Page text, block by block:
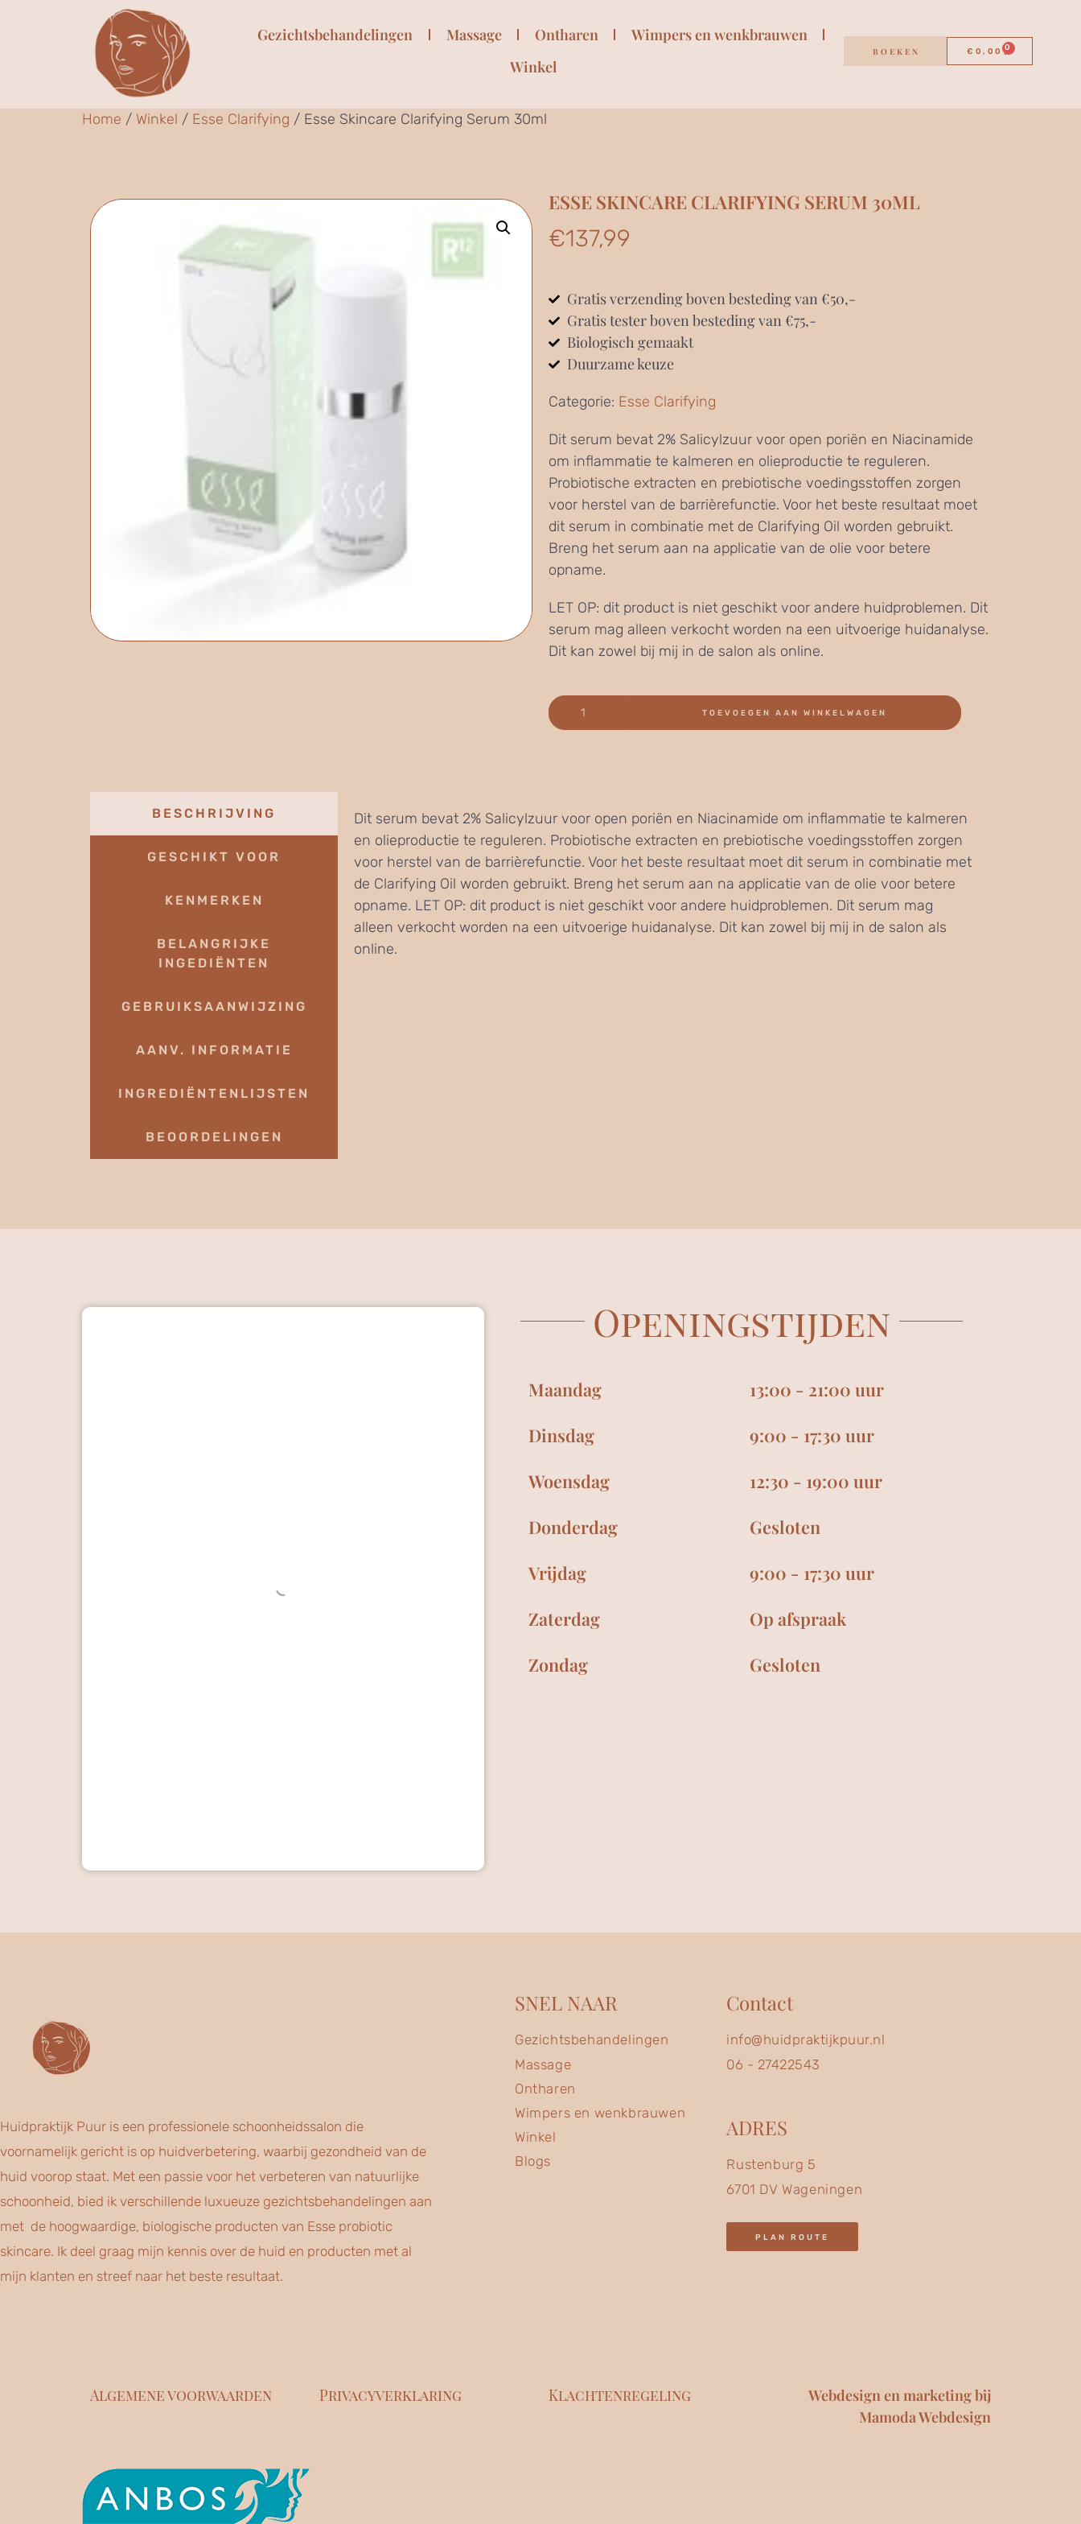
Gezichtsbehandelingen Massage Ontharen
Wimpers en wenkbrauwen
Winkel
BOEKEN €0,00 0
Home / Winkel / Esse Clarifying / Esse Skincare Clarifying Serum 30ml
ESSE SKINCARE CLARIFYING SERUM 30ML
€137,99
Gratis verzending boven besteding van €50,-
Gratis tester boven besteding van €75,-
Biologisch gemaakt
Duurzame keuze
Categorie: Esse Clarifying
Dit serum bevat 2% Salicylzuur voor open poriën en Niacinamide
om inflammatie te kalmeren en olieproductie te reguleren.
Probiotische extracten en prebiotische voedingsstoffen zorgen
voor herstel van de barrièrefunctie. Voor het beste resultaat moet
dit serum in combinatie met de Clarifying Oil worden gebruikt.
Breng het serum aan na applicatie van de olie voor betere
opname.
LET OP: dit product is niet geschikt voor andere huidproblemen. Dit
serum mag alleen verkocht worden na een uitvoerige huidanalyse.
Dit kan zowel bij mij in de salon als online.
TOEVOEGEN AAN WINKELWAGEN
BESCHRIJVING
GESCHIKT VOOR
KENMERKEN
BELANGRIJKE
INGEDIËNTEN
GEBRUIKSAANWIJZING
AANV. INFORMATIE
INGREDIËNTENLIJSTEN
BEOORDELINGEN
Dit serum bevat 2% Salicylzuur voor open poriën en Niacinamide om inflammatie te kalmeren
en olieproductie te reguleren. Probiotische extracten en prebiotische voedingsstoffen zorgen
voor herstel van de barrièrefunctie. Voor het beste resultaat moet dit serum in combinatie met
de Clarifying Oil worden gebruikt. Breng het serum aan na applicatie van de olie voor betere
opname. LET OP: dit product is niet geschikt voor andere huidproblemen. Dit serum mag
alleen verkocht worden na een uitvoerige huidanalyse. Dit kan zowel bij mij in de salon als
online.
Openingstijden
Maandag
Dinsdag
Woensdag
Donderdag
Vrijdag
Zaterdag
Zondag
13:00 - 21:00 uur
9:00 - 17:30 uur
12:30 - 19:00 uur
Gesloten
9:00 - 17:30 uur
Op afspraak
Gesloten
Huidpraktijk Puur is een professionele schoonheidssalon die
voornamelijk gericht is op huidverbetering, waarbij gezondheid van de
huid voorop staat. Met een passie voor het verbeteren van natuurlijke
schoonheid, bied ik verschillende luxueuze gezichtsbehandelingen aan
met de hoogwaardige, biologische producten van Esse probiotic
skincare. Ik deel graag mijn kennis over de huid en producten met al
mijn klanten en streef naar het beste resultaat.
SNEL NAAR
Gezichtsbehandelingen
Massage
Ontharen
Wimpers en wenkbrauwen
Winkel
Blogs
Contact
info@huidpraktijkpuur.nl
06 - 27422543
ADRES
Rustenburg 5
6701 DV Wageningen
PLAN ROUTE
Algemene voorwaarden Privacyverklaring Klachtenregeling
Webdesign en marketing bij
Mamoda Webdesign